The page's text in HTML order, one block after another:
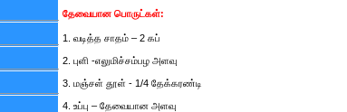
தேவையான பொருட்கள்:
1. வடித்த சாதம் – 2 கப்
2. புளி -எலுமிச்சம்பழ அளவு
3. மஞ்சள் தூள் - 1/4 தேக்கரண்டி
4. உப்பு – தேவையான அளவு